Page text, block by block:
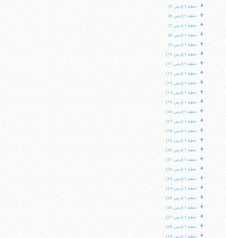
+ خطبه 1 (درس 5)
+ خطبه 1 (درس 6)
+ خطبه 1 (درس 7)
+ خطبه 1 (درس 8)
+ خطبه 1 (درس 9)
+ خطبه 1 (درس 10)
+ خطبه 1 (درس 11)
+ خطبه 1 (درس 12)
+ خطبه 1 (درس 13)
+ خطبه 1 (درس 14)
+ خطبه 1 (درس 15)
+ خطبه 1 (درس 16)
+ خطبه 1 (درس 17)
+ خطبه 1 (درس 18)
+ خطبه 1 (درس 19)
+ خطبه 1 (درس 20)
+ خطبه 1 (درس 21)
+ خطبه 1 (درس 22)
+ خطبه 1 (درس 23)
+ خطبه 1 (درس 24)
+ خطبه 1 (درس 25)
+ خطبه 1 (درس 26)
+ خطبه 1 (درس 27)
+ خطبه 1 (درس 28)
+ خطبه 1 (درس 29)